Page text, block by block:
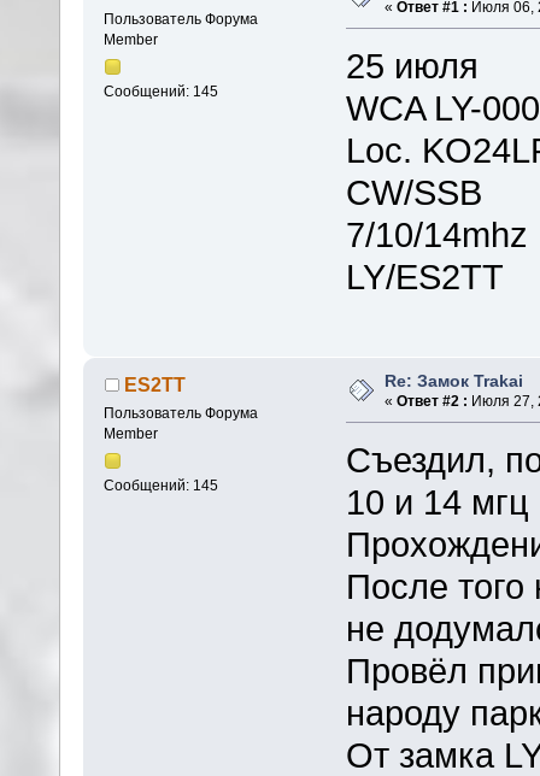
Пользователь Форума
Member
Сообщений: 145
«Ответ #1 : Июля 06,
25 июля
WCA LY-
Loc.
CW/SSB
7/10/14mhz
LY/ES2TT
ES2TT
Пользователь Форума
Member
Сообщений: 145
Re: Замок Trakai
«Ответ #2 : Июля 27,
Съездил,
10 и 14 мгц
После
не
Провёл
народу
От замка